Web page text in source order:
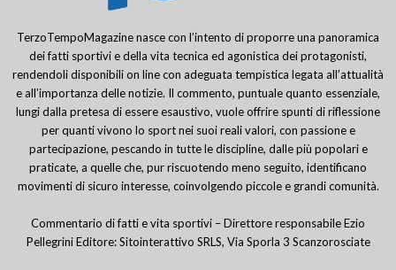
TerzoTempoMagazine nasce con l’intento di proporre una panoramica
dei fatti sportivi e della vita tecnica ed agonistica dei protagonisti,
rendendoli disponibili on line con adeguata tempistica legata all’attualità
e all’importanza delle notizie. Il commento, puntuale quanto essenziale,
lungi dalla pretesa di essere esaustivo, vuole offrire spunti di riflessione
per quanti vivono lo sport nei suoi reali valori, con passione e
partecipazione, pescando in tutte le discipline, dalle più popolari e
praticate, a quelle che, pur riscuotendo meno seguito, identificano
movimenti di sicuro interesse, coinvolgendo piccole e grandi comunità.
Commentario di fatti e vita sportivi – Direttore responsabile Ezio
Pellegrini Editore: Sitointerattivo SRLS, Via Sporla 3 Scanzorosciate